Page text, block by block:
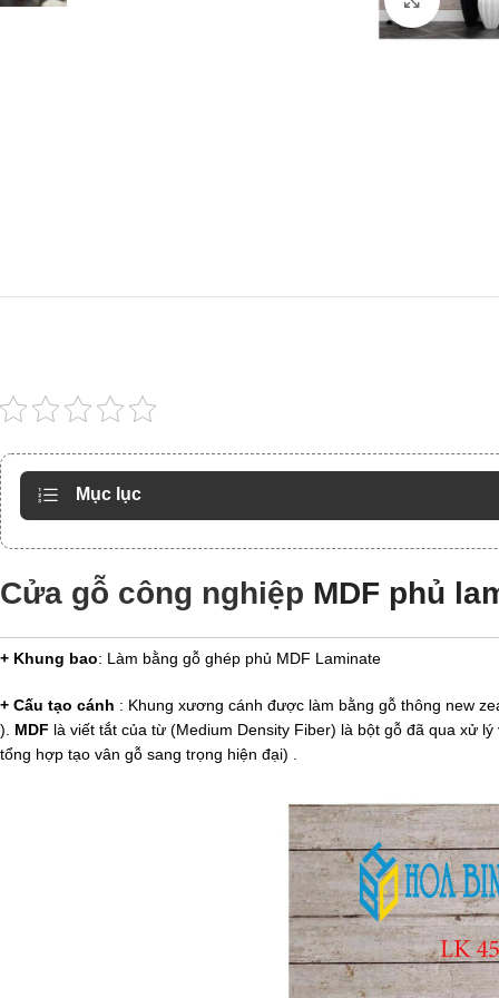
Mục lục
Cửa gỗ công nghiệp MDF phủ
+ Khung bao: Làm bằng gỗ ghép phủ MDF Laminate
+ Cấu tạo cánh : Khung xương cánh được làm bằng gỗ thông new
). MDF là viết tắt của từ (Medium Density Fiber) là bột gỗ đã qua xử
tổng hợp tạo vân gỗ sang trọng hiện đại) .